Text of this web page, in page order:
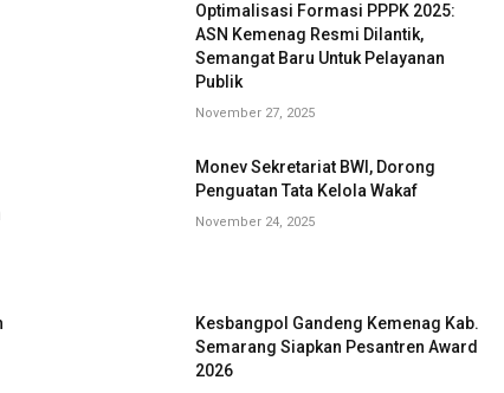
Optimalisasi Formasi PPPK 2025:
ASN Kemenag Resmi Dilantik,
Semangat Baru Untuk Pelayanan
Publik
November 27, 2025
Monev Sekretariat BWI, Dorong
Penguatan Tata Kelola Wakaf
November 24, 2025
Kesbangpol Gandeng Kemenag Kab.
Semarang Siapkan Pesantren Award
2026